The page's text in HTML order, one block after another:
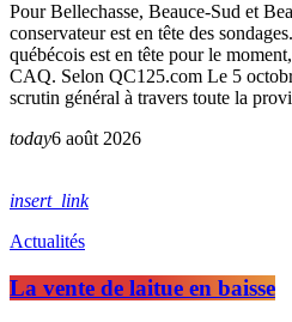
Pour Bellechasse, Beauce-Sud et
conservateur est en tête des
québécois est en tête pour le
CAQ. Selon QC125.com Le 5
scrutin général à travers toute la
today6 août 2026
insert_link
Actualités
La vente de laitue en baisse